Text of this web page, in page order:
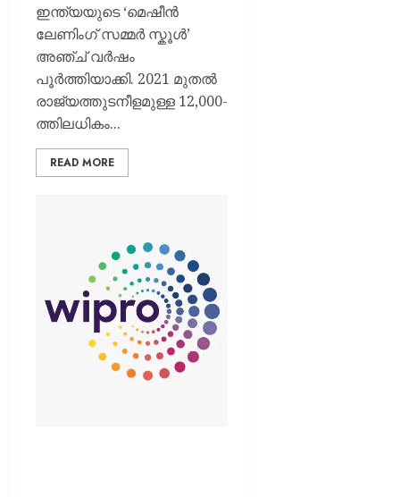
ഇന്ത്യയുടെ ‘മെഷീൻ
ലേണിംഗ് സമ്മർ സ്കൂൾ’
അഞ്ച് വർഷം
പൂർത്തിയാക്കി. 2021 മുതൽ
രാജ്യത്തുടനീളമുള്ള 12,000-
ത്തിലധികം...
READ MORE